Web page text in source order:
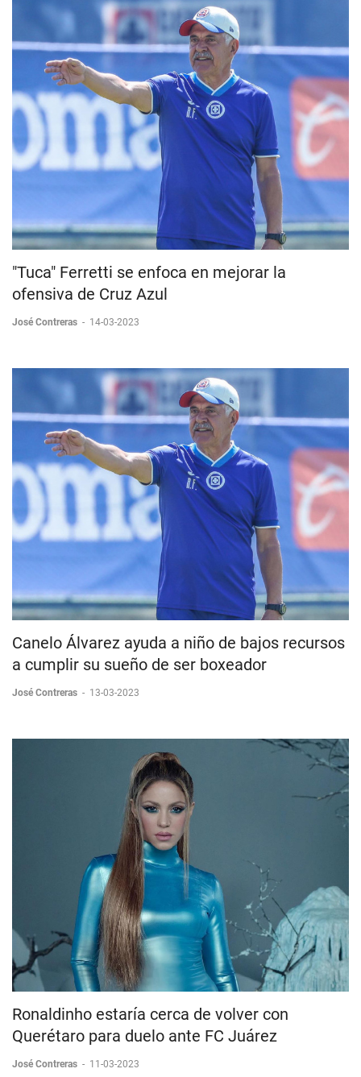
"Tuca" Ferretti se enfoca en mejorar la
ofensiva de Cruz Azul
José Contreras - 14-03-2023
Canelo Álvarez ayuda a niño de bajos recursos
a cumplir su sueño de ser boxeador
José Contreras - 13-03-2023
Ronaldinho estaría cerca de volver con
Querétaro para duelo ante FC Juárez
José Contreras - 11-03-2023